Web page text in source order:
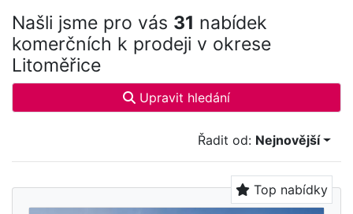
Našli jsme pro vás 31 nabídek
komerčních k prodeji v okrese
Litoměřice
Upravit hledání
Řadit od: Nejnovější
Top nabídky